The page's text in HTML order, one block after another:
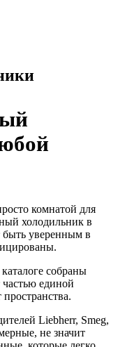
комнатой для
холодильник в
быть уверенным в
собраны
частью единой
Liebherr, Smeg,
не значит